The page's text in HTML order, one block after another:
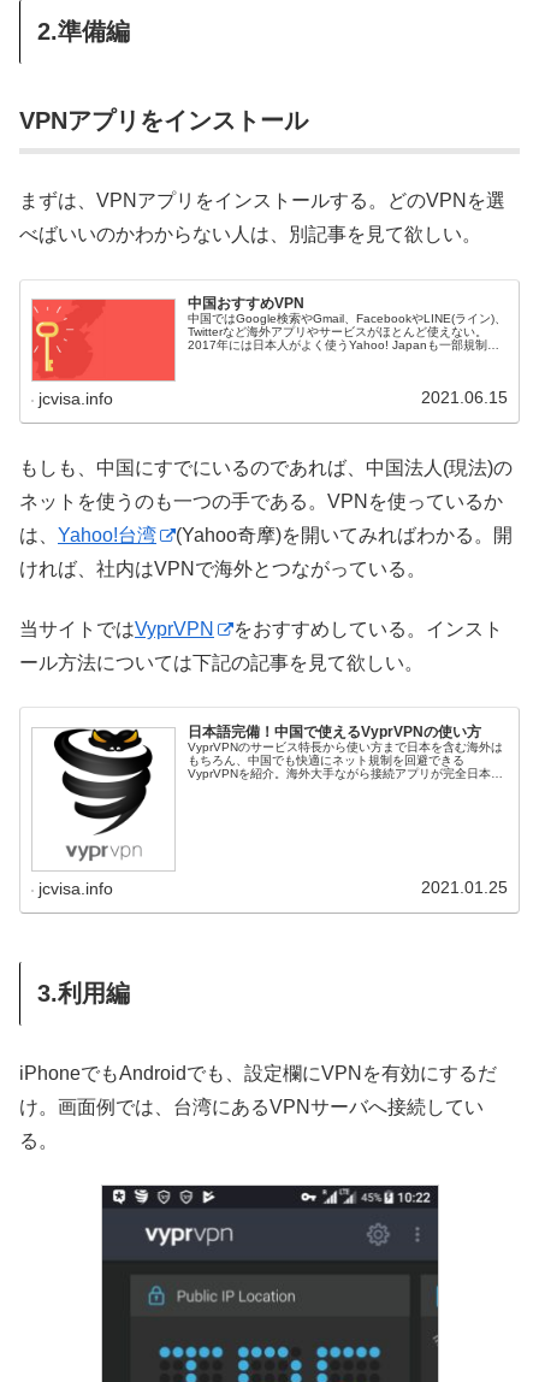
2.準備編
VPNアプリをインストール
まずは、VPNアプリをインストールする。どのVPNを選
べばいいのかわからない人は、別記事を見て欲しい。
中国おすすめVPN
中国ではGoogle検索やGmail、FacebookやLINE(ライン)、
Twitterなど海外アプリやサービスがほとんど使えない。
2017年には日本人がよく使うYahoo! Japanも一部規制さ
jcvisa.info 2021.06.15
もしも、中国にすでにいるのであれば、中国法人(現法)の
ネットを使うのも一つの手である。VPNを使っているか
は、 Yahoo!台湾
(Yahoo奇摩)を開いてみればわかる。開
ければ、社内はVPNで海外とつながっている。
当サイトではVyprVPN
をおすすめしている。インスト
ール方法については下記の記事を見て欲しい。
日本語完備！中国で使えるVyprVPNの使い方
VyprVPNのサービス特長から使い方まで日本を含む海外は
もちろん、中国でも快適にネット規制を回避できる
VyprVPNを紹介。海外大手ながら接続アプリが完全日本語
jcvisa.info 2021.01.25
3.利用編
iPhoneでもAndroidでも、設定欄にVPNを有効にするだ
け。画面例では、台湾にあるVPNサーバへ接続してい
る。